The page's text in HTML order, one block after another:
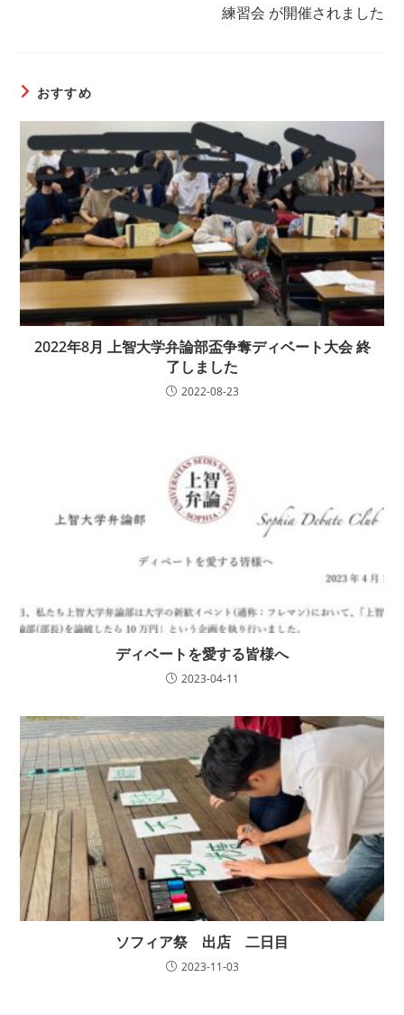
練習会 が開催されました
おすすめ
2022年8月 上智大学弁論部盃争奪ディベート大会 終
了しました
2022-08-23
ディベートを愛する皆様へ
2023-04-11
ソフィア祭 出店 二日目
2023-11-03